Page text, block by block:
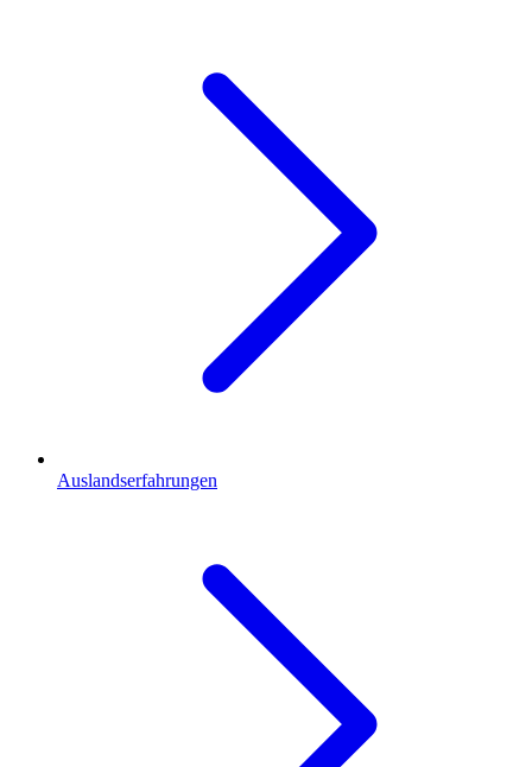
Auslandserfahrungen